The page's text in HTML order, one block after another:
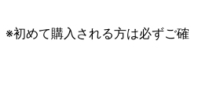
※初めて購入される方は必ずご確